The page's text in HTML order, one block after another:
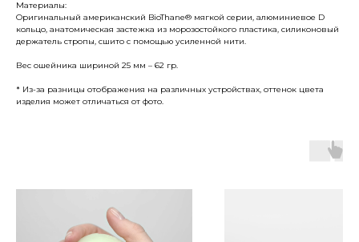
Материалы:
Оригинальный американский BioThane® мягкой серии, алюминиевое D
кольцо, анатомическая застежка из морозостойкого пластика, силиконовый
держатель стропы, сшито с помощью усиленной нити.
Вес ошейника шириной 25 мм – 62 гр.
* Из-за разницы отображения на различных устройствах, оттенок цвета
изделия может отличаться от фото.